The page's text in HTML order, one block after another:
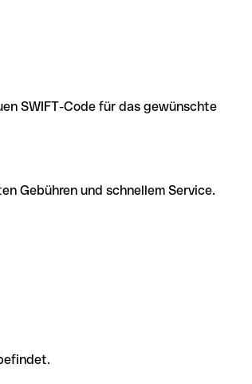
SWIFT-Code für das gewünschte
Gebühren und schnellem Service.